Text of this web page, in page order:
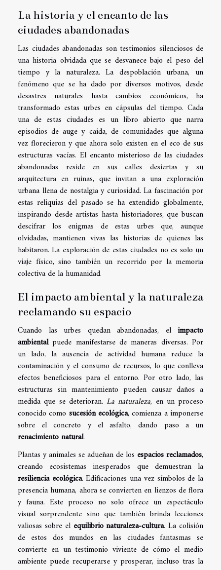
La historia y el encanto de las
ciudades abandonadas
Las ciudades abandonadas son testimonios silenciosos de
una historia olvidada que se desvanece bajo el peso del
tiempo y la naturaleza. La despoblación urbana, un
fenómeno que se ha dado por diversos motivos, desde
desastres naturales hasta cambios económicos, ha
transformado estas urbes en cápsulas del tiempo. Cada
una de estas ciudades es un libro abierto que narra
episodios de auge y caída, de comunidades que alguna
vez florecieron y que ahora solo existen en el eco de sus
estructuras vacías. El encanto misterioso de las ciudades
abandonadas reside en sus calles desiertas y su
arquitectura en ruinas, que invitan a una exploración
urbana llena de nostalgia y curiosidad. La fascinación por
estas reliquias del pasado se ha extendido globalmente,
inspirando desde artistas hasta historiadores, que buscan
descifrar los enigmas de estas urbes que, aunque
olvidadas, mantienen vivas las historias de quienes las
habitaron. La exploración de estas ciudades no es solo un
viaje físico, sino también un recorrido por la memoria
colectiva de la humanidad.
El impacto ambiental y la naturaleza
reclamando su espacio
Cuando las urbes quedan abandonadas, el impacto
ambientalpuede manifestarse de maneras diversas. Por
un lado, la ausencia de actividad humana reduce la
contaminación y el consumo de recursos, lo que conlleva
efectos beneficiosos para el entorno. Por otro lado, las
estructuras sin mantenimiento pueden causar daños a
medida que se deterioran. La naturaleza, en un proceso
conocido como sucesión ecológica, comienza a imponerse
sobre el concreto y el asfalto, dando paso a un
renacimiento natural.
Plantas y animales se adueñan de los espacios reclamados,
creando ecosistemas inesperados que demuestran la
resiliencia ecológica. Edificaciones una vez símbolos de la
presencia humana, ahora se convierten en lienzos de flora
y fauna. Este proceso no solo ofrece un espectáculo
visual sorprendente sino que también brinda lecciones
valiosas sobre el equilibrio naturaleza-cultura. La colisión
de estos dos mundos en las ciudades fantasmas se
convierte en un testimonio viviente de cómo el medio
ambiente puede recuperarse y prosperar, incluso tras la